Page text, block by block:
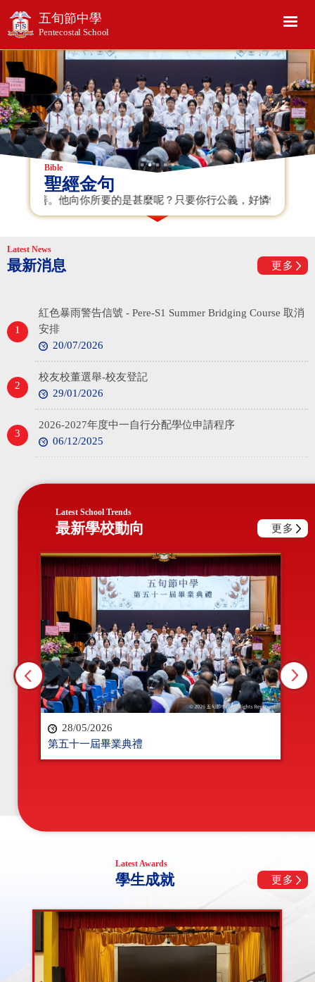
五旬節中學
Pentecostal School
聖經金句
善。他向你所要的是甚麼呢？只要你行公義，好憐憫，存謙卑的
更多
最新消息
紅色暴雨警告信號 - Pere-S1 Summer Bridging Course 取消
安排
20/07/2026
校友校董選舉-校友登記
29/01/2026
2026-2027年度中一自行分配學位申請程序
06/12/2025
領取2025年中學文憑考試證書通知
03/11/2025
2025/26年度中一入學資訊簡介會及學習體驗活動日 現正
接受報名
15/10/2025
圖書館主題活動「科幻與人生」
14/10/2025
25-26福音周
14/10/2025
有關中六統一測驗之應變安排
22/09/2025
更多
最新學校動向
28/05/2026
第五十一屆畢業典禮
更多
學生成就